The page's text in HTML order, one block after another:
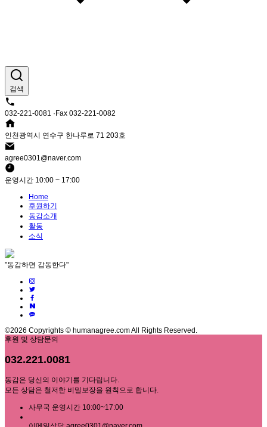
검색
032-221-0081 ·Fax 032-221-0082
인천광역시 연수구 한나루로 71 203호
agree0301@naver.com
운영시간 10:00 ~ 17:00
Home
후원하기
동감소개
활동
소식
"동감하면 감동한다"
©2026 Copyrights © humanagree.com All Rights Reserved.
후원 및 상담문의
032.221.0081
동감은 당신의 이야기를 기다립니다.
모든 상담은 철저한 비밀보장을 원칙으로 합니다.
사무국 운영시간 10:00~17:00